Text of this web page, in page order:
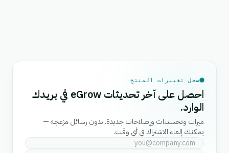
سجل تغييرات المنتج
احصل على آخر تحديثات eGrow في بريدك
الوارد.
ميزات وتحسينات وإصلاحات جديدة. بدون رسائل مزعجة —
يمكنك إلغاء الاشتراك في أي وقت.